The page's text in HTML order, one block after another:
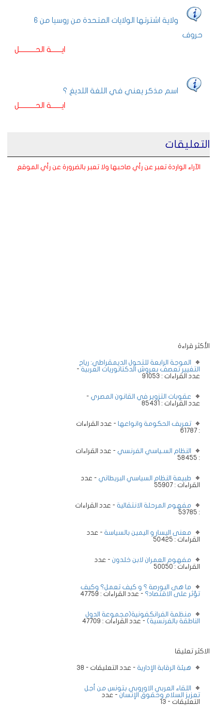
ولاية اشترتها الولايات المتحدة من روسيا من 6
حروف
ايـــــــة الحـــــــــــل
اسم مذكر يعني في اللغة اللديغ ؟
ايـــــــة الحـــــــــــل
التعليقات
الآراء الواردة تعبر عن رأي صاحبها ولا تعبر بالضرورة عن رأي الموقع
الأكثر قراءة
الموجة الرابعة للتحول الديمقراطي: رياح
التغيير تعصف بعروش الدكتاتوريات العربية -
عدد القراءات : 91053
عقوبات التزوير في القانون المصري -
عدد القراءات : 85431
تعريف الحكومة وانواعها - عدد القراءات
: 61787
النظام السـياسي الفرنسي - عدد القراءات
: 58455
طبيعة النظام السياسي البريطاني - عدد
القراءات : 55907
مفهوم المرحلة الانتقالية - عدد القراءات
: 53785
معنى اليسار و اليمين بالسياسة - عدد
القراءات : 50425
مفهوم العمران لابن خلدون - عدد
القراءات : 50050
ما هى البورصة ؟ و كيف تعمل؟ وكيف
تؤثر على الاقتصاد؟ - عدد القراءات : 47759
منظمة الفرانكفونية(مجموعة الدول
الناطقة بالفرنسية) - عدد القراءات : 47709
الاكثر تعليقا
هيئة الرقابة الإدارية - عدد التعليقات - 38
اللقاء العربي الاوروبي بتونس من أجل
تعزيز السلام وحقوق الإنسان - عدد
التعليقات - 13